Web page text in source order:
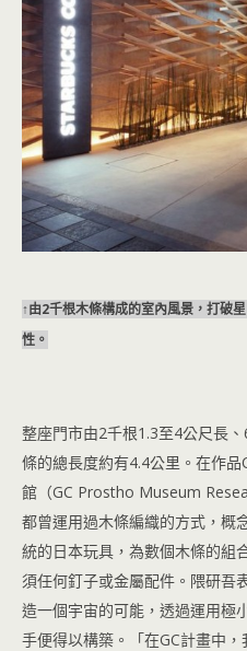
↑由2千根木條構成的室內風景，打破
性。
整座門市由2千根1.3至4公尺長
條的總長度約有4.4公里。在作
館（GC Prostho Museum
都曾運用過木條編織的方式，概
統的日本玩具，為數個木條的組
須任何釘子或金屬配件。隈研吾
造一個宇宙的可能，透過運用極
手便得以構築。「在GC計畫中